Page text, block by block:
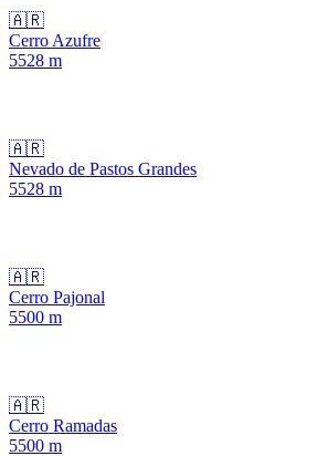
🇦🇷
Cerro Azufre
5528 m
🇦🇷
Nevado de Pastos Grandes
5528 m
🇦🇷
Cerro Pajonal
5500 m
🇦🇷
Cerro Ramadas
5500 m